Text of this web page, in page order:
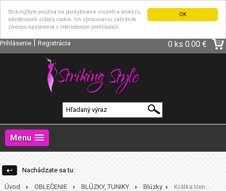
OK
StrikingStyle používa na poskytovanie služieb a analýzu
návštevnosti súbory cookie. Ich spracovaniu zabránite
zmenou nastavenia v internetovom prehliadači.
Prihlásenie | Registrácia 0 ks 0.00 €
Menu
Nachádzate sa tu:
Úvod OBLEČENIE BLÚZKY, TUNIKY Blúzky Krátka tren...